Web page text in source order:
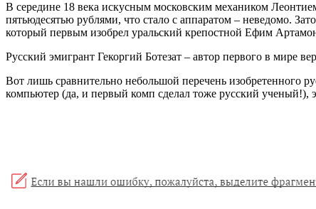
В середине 18 века искусным московским механиком
пятьюдесятью рублями, что стало с аппаратом – неведомо.
который первым изобрел уральский крепостной Ефим
Русский эмигрант Гекоргий Ботезат – автор первого в мире
Вот лишь сравнительно небольшой перечень изобретенного
компьютер (да, и первый комп сделал тоже русский ученый!),